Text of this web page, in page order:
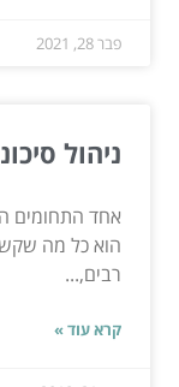
פבר 28, 2021
ניהול
אחד התחומים
הוא כל מה
רבים,...
קרא עוד »